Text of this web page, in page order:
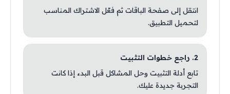
انتقل إلى صفحة الباقات ثم فعّل الاشتراك المناسب
لتحميل التطبيق.
2. راجع خطوات التثبيت
تابع أدلة التثبيت وحل المشاكل قبل البدء إذا كانت
التجربة جديدة عليك.